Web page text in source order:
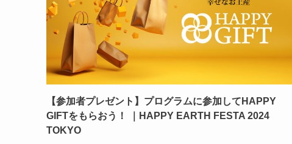
【参加者プレゼント】プログラムに参加してHAPPY
GIFTをもらおう！ ｜HAPPY EARTH FESTA 2024
TOKYO